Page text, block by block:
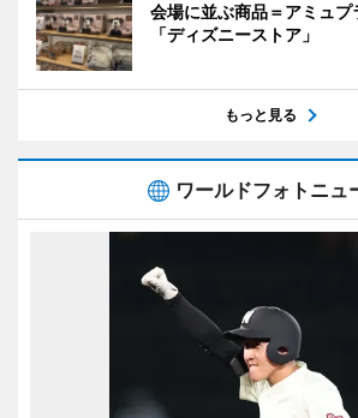
会場に並ぶ商品＝アミュプ
「ディズニーストア」
もっと見る
ワールドフォトニュ